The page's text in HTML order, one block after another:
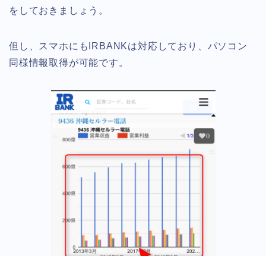
をしておきましょう。
但し、スマホにもIRBANKは対応しており、パソコン
同様情報取得が可能です。